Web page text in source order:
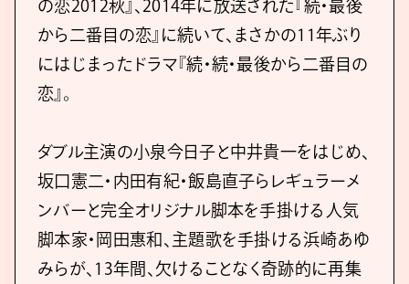
の恋2012秋』、2014年に放送された『続・最後
から二番目の恋』に続いて、まさかの11年ぶり
にはじまったドラマ『続・続・最後から二番目の
恋』。
ダブル主演の小泉今日子と中井貴一をはじめ、
坂口憲二・内田有紀・飯島直子らレギュラーメ
ンバーと完全オリジナル脚本を手掛ける人気
脚本家・岡田惠和、主題歌を手掛ける浜崎あゆ
みらが、13年間、欠けることなく奇跡的に再集